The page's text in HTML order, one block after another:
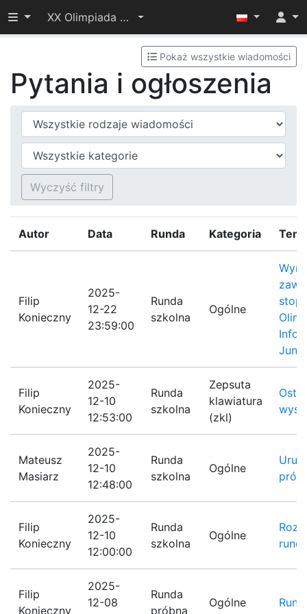
Przełącz widoczność menu
XX Olimpiada Informatyczna Juniorów – I etap
Pokaż wszystkie wiadomości
Pytania i ogłoszenia
Typ wiadomości
Kategoria
Wyczyść filtry
Autor Data Runda Kategoria
Filip
Konieczny
2025-
12-22
23:59:00
Runda
szkolna
Ogólne
Filip
Konieczny
2025-
12-10
12:53:00
Runda
szkolna
Zepsuta
klawiatura
(zkl)
Mateusz
Masiarz
2025-
12-10
12:48:00
Runda
szkolna
Ogólne
Filip
Konieczny
2025-
12-10
12:00:00
Runda
szkolna
Ogólne
Filip
Konieczny
2025-
12-08
Runda
próbna
Ogólne